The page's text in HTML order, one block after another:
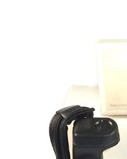
Sample Page